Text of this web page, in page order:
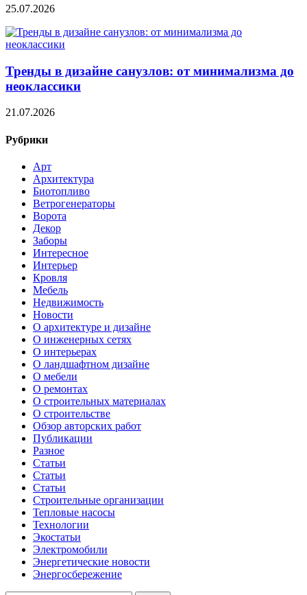
25.07.2026
Тренды в дизайне санузлов: от минимализма до
неоклассики
21.07.2026
Рубрики
Арт
Архитектура
Биотопливо
Ветрогенераторы
Ворота
Декор
Заборы
Интересное
Интерьер
Кровля
Мебель
Недвижимость
Новости
О архитектуре и дизайне
О инженерных сетях
О интерьерах
О ландшафтном дизайне
О мебели
О ремонтах
О строительных материалах
О строительстве
Обзор авторских работ
Публикации
Разное
Статьи
Статьи
Статьи
Строительные организации
Тепловые насосы
Технологии
Экостатьи
Электромобили
Энергетические новости
Энергосбережение